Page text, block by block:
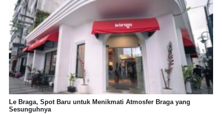
Le Braga, Spot Baru untuk Menikmati Atmosfer Braga yang
Sesunguhnya